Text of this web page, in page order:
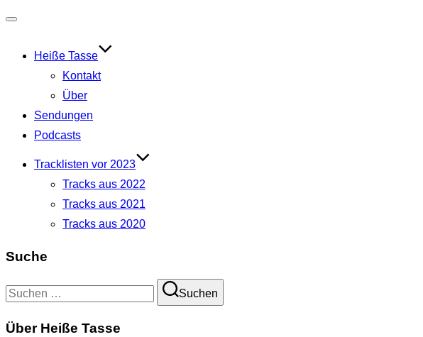
Heiße Tasse
Kontakt
Über
Sendungen
Podcasts
Tracklisten vor 2023
Tracks aus 2022
Tracks aus 2021
Tracks aus 2020
Suche
Suchen
Suchen
Über Heiße Tasse